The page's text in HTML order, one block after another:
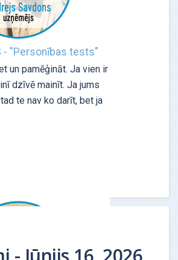
- "Personības tests"
un pamēģināt. Ja vien ir
dzīvē mainīt. Ja jums
te nav ko darīt, bet ja